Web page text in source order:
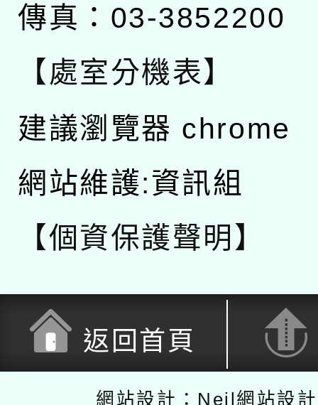
傳真：03-3852200
【處室分機表】
建議瀏覽器 chrome
網站維護:資訊組
【個資保護聲明】
返回首頁
網站設計：Neil網站設